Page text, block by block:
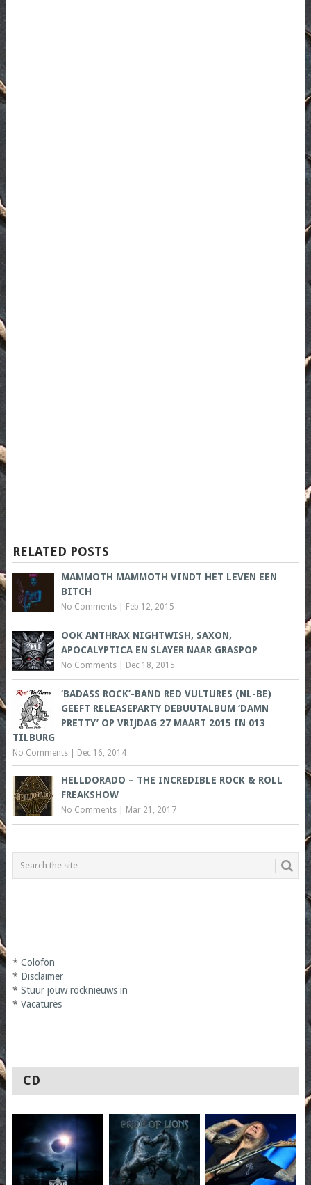
RELATED POSTS
MAMMOTH MAMMOTH VINDT HET LEVEN EEN
BITCH
No Comments| Feb 12, 2015
OOK ANTHRAX NIGHTWISH, SAXON,
APOCALYPTICA EN SLAYER NAAR GRASPOP
No Comments| Dec 18, 2015
‘BADASS ROCK’-BAND RED VULTURES (NL-BE)
GEEFT RELEASEPARTY DEBUUTALBUM ‘DAMN
PRETTY’ OP VRIJDAG 27 MAART 2015 IN 013
TILBURG
No Comments| Dec 16, 2014
HELLDORADO – THE INCREDIBLE ROCK & ROLL
FREAKSHOW
No Comments| Mar 21, 2017
* Colofon
* Disclaimer
* Stuur jouw rocknieuws in
* Vacatures
CD